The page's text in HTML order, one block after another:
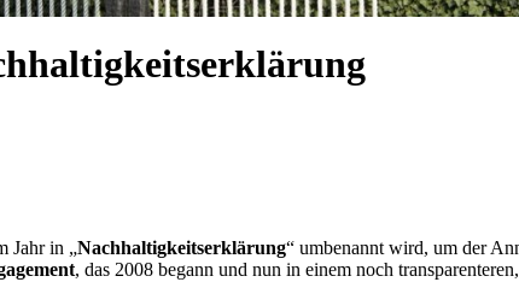
Jahr in „Nachhaltigkeitserklärung“ umbenannt wird, um der
, das 2008 begann und nun in einem noch